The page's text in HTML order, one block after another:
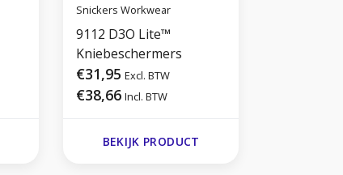
Snickers Workwear
9112 D3O Lite™
Kniebeschermers
€31,95 Excl. BTW
€38,66 Incl. BTW
BEKIJK PRODUCT